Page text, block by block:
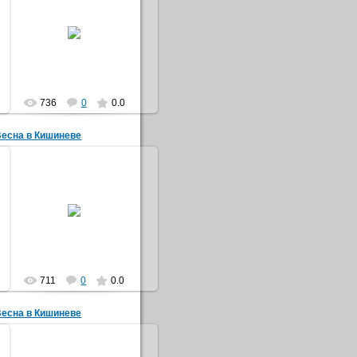
Кишинев2015
736 0 0.0
в Кишиневе
Кишинев2015
711 0 0.0
в Кишиневе